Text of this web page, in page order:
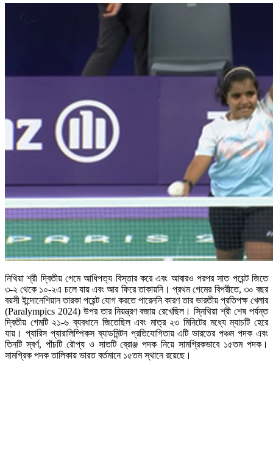
নিথিয়া শ্রী দ্বিতীয় গেমে আধিপত্য বিস্তার করে এবং আবারও পরপর সাত পয়েন্ট জিতে
৩-২ থেকে ১০-২এ চলে যায় এবং আর ফিরে তাকায়নি। প্রথম গেমের বিপরীতে, ৩০ বছর
বয়সী ইন্দোনেশিয়ান তারকা পয়েন্ট যোগ করতে পারেননি কারণ তার ভারতীয় প্রতিপক্ষ খেলার
(Paralympics 2024) উপর তার নিয়ন্ত্রণ বজায় রেখেছিল। স্নিথিয়া শ্রী শেষ পর্যন্ত
দ্বিতীয় গেমটি ২১-৬ ব্যবধানে জিতেছিল এবং মাত্র ২৩ মিনিটের মধ্যে ম্যাচটি হেরে
যায়। প্যারিস প্যারালিম্পিকস ব্যাডমিন্টন প্রতিযোগিতায় এটি ভারতের পঞ্চম পদক এবং
তিনটি স্বর্ণ, পাঁচটি রৌপ্য ও সাতটি ব্রোঞ্জ পদক নিয়ে সামগ্রিকভাবে ১৫তম পদক।
সামগ্রিক পদক তালিকায় ভারত বর্তমানে ১৫তম স্থানে রয়েছে।